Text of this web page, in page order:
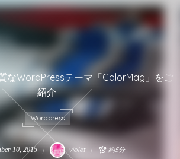
なWordPressテーマ「ColorMag」をご
紹介!
Wordpress
10, 2015 violet 約5分